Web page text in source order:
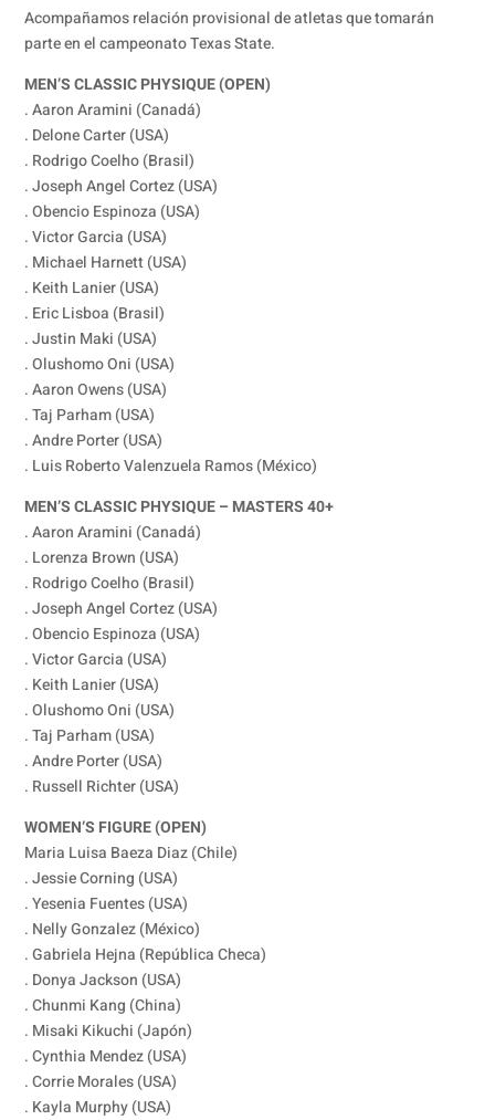
Acompañamos relación provisional de atletas que tomarán
parte en el campeonato Texas State.
MEN’S CLASSIC PHYSIQUE (OPEN)
. Aaron Aramini (Canadá)
. Delone Carter (USA)
. Rodrigo Coelho (Brasil)
. Joseph Angel Cortez (USA)
. Obencio Espinoza (USA)
. Victor Garcia (USA)
. Michael Harnett (USA)
. Keith Lanier (USA)
. Eric Lisboa (Brasil)
. Justin Maki (USA)
. Olushomo Oni (USA)
. Aaron Owens (USA)
. Taj Parham (USA)
. Andre Porter (USA)
. Luis Roberto Valenzuela Ramos (México)
MEN’S CLASSIC PHYSIQUE – MASTERS 40+
. Aaron Aramini (Canadá)
. Lorenza Brown (USA)
. Rodrigo Coelho (Brasil)
. Joseph Angel Cortez (USA)
. Obencio Espinoza (USA)
. Victor Garcia (USA)
. Keith Lanier (USA)
. Olushomo Oni (USA)
. Taj Parham (USA)
. Andre Porter (USA)
. Russell Richter (USA)
WOMEN’S FIGURE (OPEN)
Maria Luisa Baeza Diaz (Chile)
. Jessie Corning (USA)
. Yesenia Fuentes (USA)
. Nelly Gonzalez (México)
. Gabriela Hejna (República Checa)
. Donya Jackson (USA)
. Chunmi Kang (China)
. Misaki Kikuchi (Japón)
. Cynthia Mendez (USA)
. Corrie Morales (USA)
. Kayla Murphy (USA)